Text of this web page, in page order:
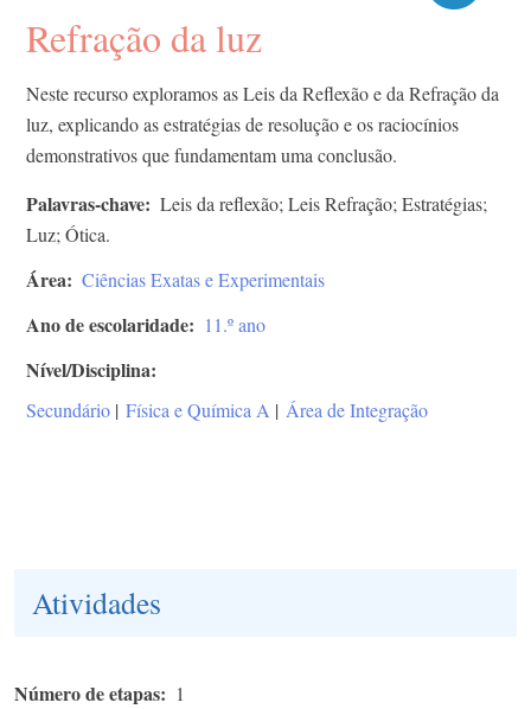
Refração da luz
Neste recurso exploramos as Leis da Reflexão e da Refração da
luz, explicando as estratégias de resolução e os raciocínios
demonstrativos que fundamentam uma conclusão.
Palavras-chave
Leis da reflexão; Leis Refração; Estratégias;
Luz; Ótica.
Área Ciências Exatas e Experimentais
Ano de escolaridade 11.º ano
Nível/Disciplina
Secundário | Física e Química A | Área de Integração
Atividades
Número de etapas 1